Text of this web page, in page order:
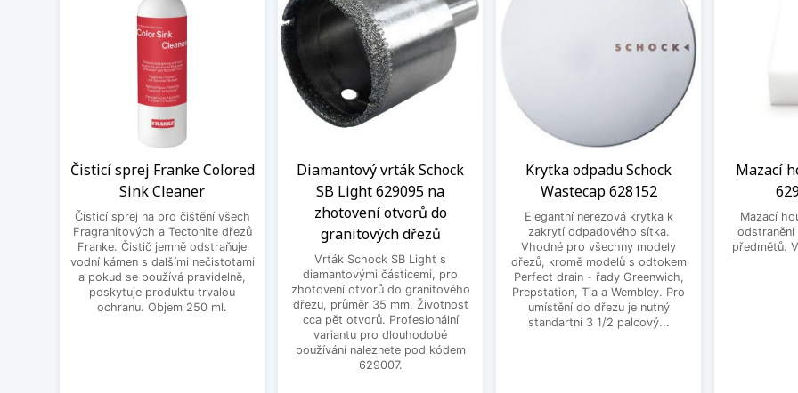
Čisticí sprej Franke Colored
Sink Cleaner
Čisticí sprej na pro čištění všech
Fragranitových a Tectonite dřezů
Franke. Čistič jemně odstraňuje
vodní kámen s dalšími nečistotami
a pokud se používá pravidelně,
poskytuje produktu trvalou
ochranu. Objem 250 ml.
Diamantový vrták Schock
SB Light 629095 na
zhotovení otvorů do
granitových dřezů
Vrták Schock SB Light s
diamantovými částicemi, pro
zhotovení otvorů do granitového
dřezu, průměr 35 mm. Životnost
cca pět otvorů. Profesionální
variantu pro dlouhodobé
používání naleznete pod kódem
629007.
Krytka odpadu Schock
Wastecap 628152
Elegantní nerezová krytka k
zakrytí odpadového sítka.
Vhodné pro všechny modely
dřezů, kromě modelů s odtokem
Perfect drain - řady Greenwich,
Prepstation, Tia a Wembley. Pro
umístění do dřezu je nutný
standartní 3 1/2 palcový...
Mazací
Mazací
předmětů.